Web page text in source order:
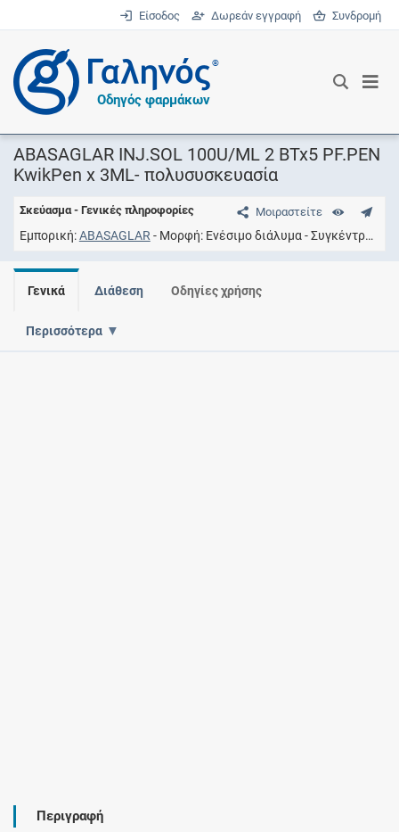
Είσοδος Δωρεάν εγγραφή Συνδρομή
®
Οδηγός φαρμάκων
ABASAGLAR INJ.SOL 100U/ML 2 BTx5 PF.PEN
KwikPen x 3ML- πολυσυσκευασία
Μοιραστείτε
Σκεύασμα - Γενικές πληροφορίες
Εμπορική ABASAGLAR Μορφή Ενέσιμο διάλυμα Συγκέντρωση
Γενικά Διάθεση Οδηγίες χρήσης
Περισσότερα
Περιγραφή